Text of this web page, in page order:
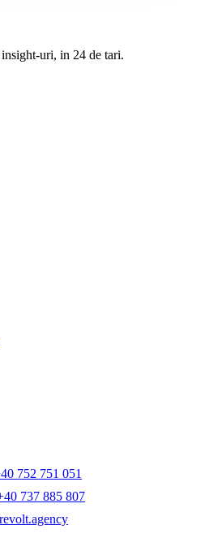
uri, in 24 de tari.
752 751 051
737 885 807